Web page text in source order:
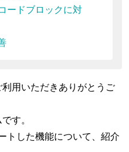
ードブロックに対
用いただきありがとうご
す。
した機能について、紹介